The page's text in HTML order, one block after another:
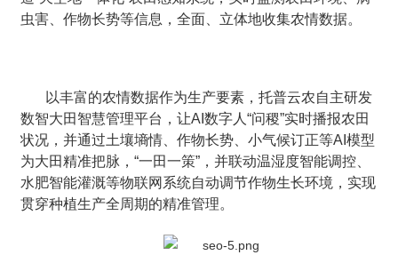
虫害、作物长势等信息，全面、立体地收集农情数据。
以丰富的农情数据作为生产要素，托普云农自主研发
数智大田智慧管理平台，让AI数字人“问稷”实时播报农田
状况，并通过土壤墒情、作物长势、小气候订正等AI模型
为大田精准把脉，“一田一策”，并联动温湿度智能调控、
水肥智能灌溉等物联网系统自动调节作物生长环境，实现
贯穿种植生产全周期的精准管理。